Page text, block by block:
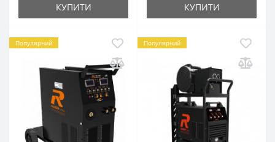
КУПИТИ КУПИТИ
Популярний Популярний